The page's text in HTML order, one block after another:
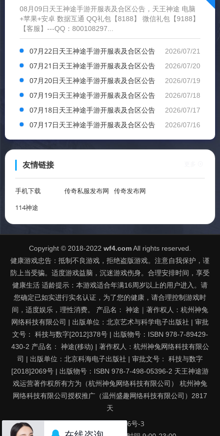
08月09日天王神途手游开服表及合区公告，天王神途 电脑
+苹果+安卓 数据互通 QQ礼包【8188】 微信礼包【9188】
【客服】---QQ：800108297...
2026/07/21
07月22日天王神途手游开服表及合区公告
2026/07/20
07月21日天王神途手游开服表及合区公告
2026/07/19
07月20日天王神途手游开服表及合区公告
2026/07/18
07月19日天王神途手游开服表及合区公告
2026/07/17
07月18日天王神途手游开服表及合区公告
2026/07/16
07月17日天王神途手游开服表及合区公告
友情链接
手机下载 传奇私服发布网
传奇发布网
114神途
Copyright © 2018-2022 wf4.comAll rights reserved.
健康游戏忠告：抵制不良游戏，拒绝盗版游戏。注意自我保护，谨
防上当受骗。适度游戏益脑，沉迷游戏伤身。合理安排时间，享受
健康生活 适龄提示：本游戏适合年满16周岁以上的用户进入。请
您确定已如实进行实名认证，为了您的健康，请合理控制游戏时
间，适度娱乐，理性消费。 产品名： 神途｜著作权人：杭州神兔
网络科技有限公司 | 出版单位：北京艺术与科学电子出版社 | 审批
文号： 科技与数字[2012]378号 | 出版物号：ISBN 978-7-89429-
430-2 产品名： 神途(移动) | 著作权人：杭州神兔网络科技有限公
司 | 出版单位：北京科海电子出版社 | 审批文号： 科技与数字
[2018]2069号 | 出版物号：ISBN 978-7-498-05396-2 天王神途游
戏运营著作权所有方为（杭州神兔网络科技有限公司） 杭州神兔
网络科技有限公司授权推广（温州盛趣网络科技有限公司） 2817
天
京ICP备16063716号-3